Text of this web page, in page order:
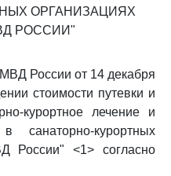
ОРГАНИЗАЦИЯХ
РОССИИ"
МВД России от 14 декабря
стоимости путевки и
курортное лечение и
санаторно-курортных
России" <1> согласно